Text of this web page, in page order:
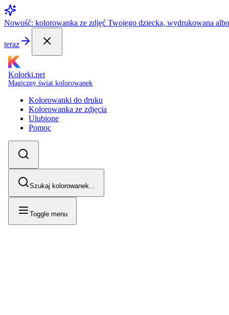
Nowość: kolorowanka ze zdjęć Twojego dziecka, wydrukowana
teraz
Kolorki.net
Magiczny świat kolorowanek
Kolorowanki do druku
Kolorowanka ze zdjęcia
Ulubione
Pomoc
Szukaj kolorowanek...
Toggle menu